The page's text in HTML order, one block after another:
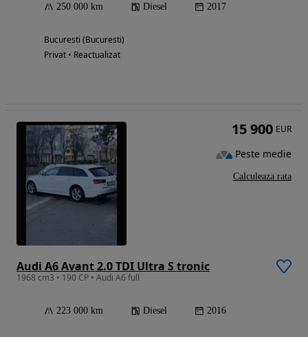
250 000 km Diesel 2017
Bucuresti (Bucuresti)
Privat • Reactualizat
Audi A6 Avant 2.0 TDI Ultra S tronic
1968 cm3 • 190 CP • Audi A6 full
223 000 km Diesel 2016
15 900 EUR
Peste medie
Calculeaza rata